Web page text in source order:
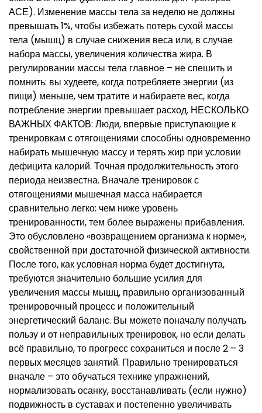
АСЕ). Изменение массы тела за неделю не должны
превышать 1%, чтобы избежать потерь сухой массы
тела (мышц) в случае снижения веса или, в случае
набора массы, увеличения количества жира. В
регулировании массы тела главное – не спешить и
помнить: вы худеете, когда потребляете энергии (из
пищи) меньше, чем тратите и набираете вес, когда
потребление энергии превышает расход. НЕСКОЛЬКО
ВАЖНЫХ ФАКТОВ: Люди, впервые приступающие к
тренировкам с отягощениями способны одновременно
набирать мышечную массу и терять жир при условии
дефицита калорий. Точная продолжительность этого
периода неизвестна. Вначале тренировок с
отягощениями мышечная масса набирается
сравнительно легко: чем ниже уровень
тренированности, тем более выражены прибавления.
Это обусловлено «возвращением организма к норме»,
свойственной при достаточной физической активности.
После того, как условная норма будет достигнута,
требуются значительно большие усилия для
увеличения массы мышц, правильно организованный
тренировочный процесс и положительный
энергетический баланс. Вы можете поначалу получать
пользу и от неправильных тренировок, но если делать
всё правильно, то прогресс сохраниться и после 2 – 3
первых месяцев занятий. Правильно тренироваться
вначале – это обучаться технике упражнений,
нормализовать осанку, восстанавливать (если нужно)
подвижность в суставах и постепенно увеличивать